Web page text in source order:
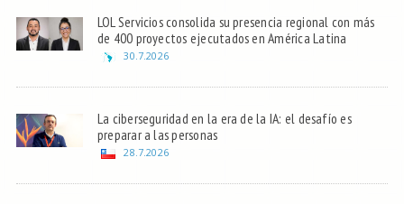
LOL Servicios consolida su presencia regional con más
de 400 proyectos ejecutados en América Latina
30.7.2026
La ciberseguridad en la era de la IA: el desafío es
preparar a las personas
28.7.2026